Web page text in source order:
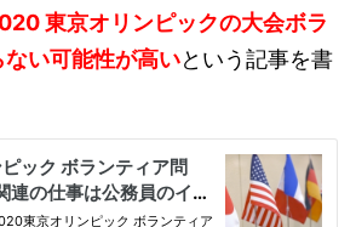
東京オリンピックの大会ボラ
い可能性が高いという記事を書